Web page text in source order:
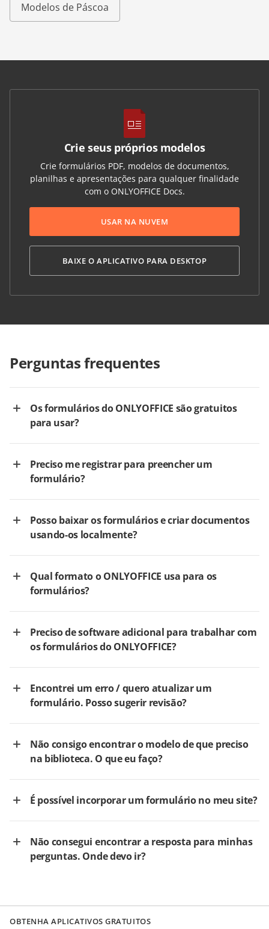
Modelos de Páscoa
Crie seus próprios modelos
Crie formulários PDF, modelos de documentos,
planilhas e apresentações para qualquer finalidade
com o ONLYOFFICE Docs.
USAR NA NUVEM
BAIXE O APLICATIVO PARA DESKTOP
Perguntas frequentes
Os formulários do ONLYOFFICE são gratuitos
para usar?
Preciso me registrar para preencher um
formulário?
Posso baixar os formulários e criar documentos
usando-os localmente?
Qual formato o ONLYOFFICE usa para os
formulários?
Preciso de software adicional para trabalhar com
os formulários do ONLYOFFICE?
Encontrei um erro / quero atualizar um
formulário. Posso sugerir revisão?
Não consigo encontrar o modelo de que preciso
na biblioteca. O que eu faço?
É possível incorporar um formulário no meu site?
Não consegui encontrar a resposta para minhas
perguntas. Onde devo ir?
OBTENHA APLICATIVOS GRATUITOS